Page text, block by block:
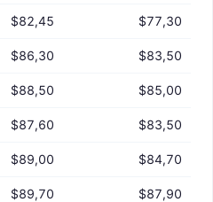
$82,45 $77,30
$86,30 $83,50
$88,50 $85,00
$87,60 $83,50
$89,00 $84,70
$89,70 $87,90